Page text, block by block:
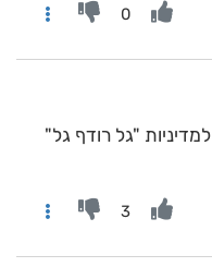
0
"גל רודף גל"
3